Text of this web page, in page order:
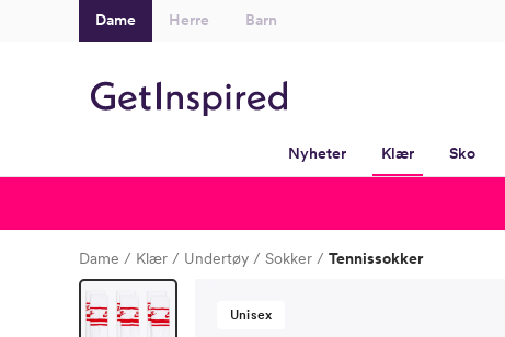
Dame Herre Barn
Nyheter Klær Sko
Dame Klær Undertøy Sokker Tennissokker
Unisex